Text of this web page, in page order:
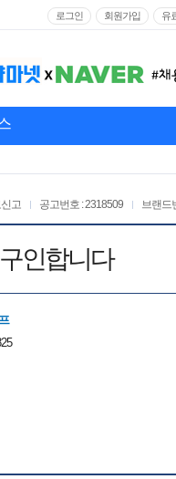
로그인 회원가입 유
브랜드
공고번호 : 2318509
고
인합니다